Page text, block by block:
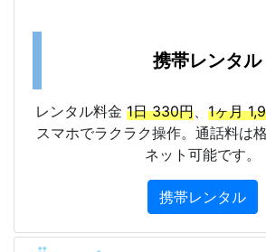
携帯レンタル
レンタル料金 1日 330円、 1ヶ月
スマホでラクラク操作。通話料は
ネット可能です。
携帯レンタル